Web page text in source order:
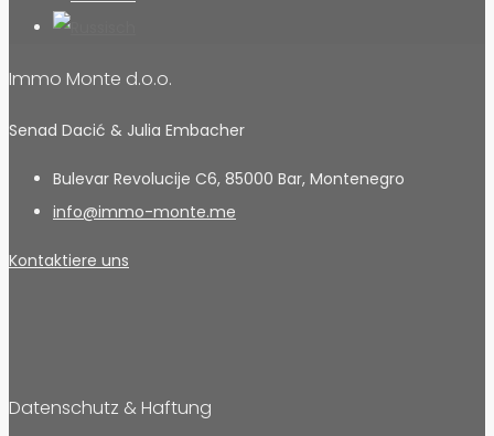
Immo Monte d.o.o.
Senad Dacić & Julia Embacher
Bulevar Revolucije C6, 85000 Bar, Montenegro
info@immo-monte.me
Kontaktiere uns
Datenschutz & Haftung